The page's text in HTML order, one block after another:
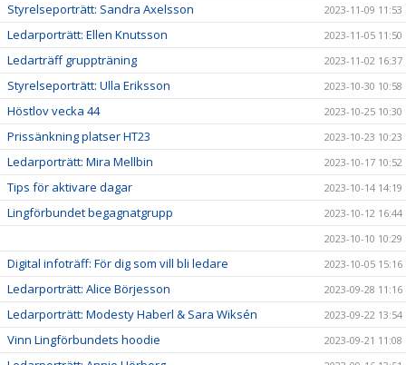
Styrelseporträtt: Sandra Axelsson 2023-11-09 11:53
Ledarporträtt: Ellen Knutsson 2023-11-05 11:50
Ledarträff gruppträning 2023-11-02 16:37
Styrelseporträtt: Ulla Eriksson 2023-10-30 10:58
Höstlov vecka 44 2023-10-25 10:30
Prissänkning platser HT23 2023-10-23 10:23
Ledarporträtt: Mira Mellbin 2023-10-17 10:52
Tips för aktivare dagar 2023-10-14 14:19
Lingförbundet begagnatgrupp
2023-10-12 16:44
2023-10-10 10:29
Digital infoträff: För dig som vill bli ledare 2023-10-05 15:16
Ledarporträtt: Alice Börjesson 2023-09-28 11:16
Ledarporträtt: Modesty Haberl & Sara Wiksén 2023-09-22 13:54
Vinn Lingförbundets hoodie 2023-09-21 11:08